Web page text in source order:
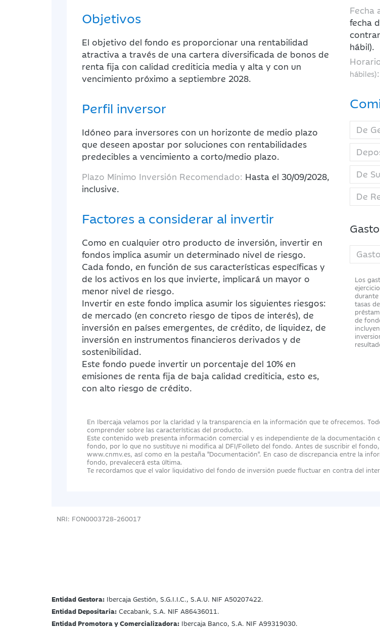
Objetivos
El objetivo del fondo es proporcionar una rentabilidad
atractiva a través de una cartera diversificada de bonos de
renta fija con calidad crediticia media y alta y con un
vencimiento próximo a septiembre 2028.
Perfil inversor
Idóneo para inversores con un horizonte de medio plazo
que deseen apostar por soluciones con rentabilidades
predecibles a vencimiento a corto/medio plazo.
Plazo Mínimo Inversión Recomendado: Hasta el 30/09/2028,
inclusive.
Factores a considerar al invertir
Como en cualquier otro producto de inversión, invertir en
fondos implica asumir un determinado nivel de riesgo.
Cada fondo, en función de sus características específicas y
de los activos en los que invierte, implicará un mayor o
menor nivel de riesgo.
Invertir en este fondo implica asumir los siguientes riesgos:
de mercado (en concreto riesgo de tipos de interés), de
inversión en países emergentes, de crédito, de liquidez, de
inversión en instrumentos financieros derivados y de
sostenibilidad.
Este fondo puede invertir un porcentaje del 10% en
emisiones de renta fija de baja calidad crediticia, esto es,
con alto riesgo de crédito.
Fecha
fecha
hábil).
hábiles):
De
De
De
Los
tasas
de
En Ibercaja velamos por la claridad y la transparencia en la información que te ofrecemos.
comprender sobre las características del producto.
Este contenido web presenta información comercial y es independiente de la documentación
fondo, por lo que no sustituye ni modifica al DFI/Folleto del fondo. Antes de suscribir el
www.cnmv.es, así como en la pestaña "Documentación". En caso de discrepancia entre la
fondo, prevalecerá esta última.
Te recordamos que el valor liquidativo del fondo de inversión puede fluctuar en contra del
NRI: FON0003728-260017
Entidad Gestora: Ibercaja Gestión, S.G.I.I.C., S.A.U. NIF A50207422.
Entidad Depositaria: Cecabank, S.A. NIF A86436011.
Entidad Promotora y Comercializadora: Ibercaja Banco, S.A. NIF A99319030.